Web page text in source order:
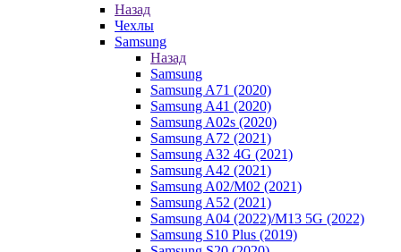
Назад
Чехлы
Samsung
Назад
Samsung
Samsung A71 (2020)
Samsung A41 (2020)
Samsung A02s (2020)
Samsung A72 (2021)
Samsung A32 4G (2021)
Samsung A42 (2021)
Samsung A02/M02 (2021)
Samsung A52 (2021)
Samsung A04 (2022)/M13 5G (2022)
Samsung S10 Plus (2019)